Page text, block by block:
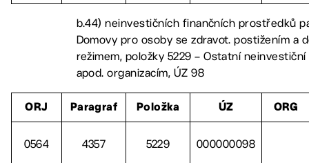
b.44) neinvestičních finančních prostředků
Domovy pro osoby se zdravot. postižením a
režimem, položky 5229 – Ostatní
apod. organizacím, ÚZ 98
ORJ Paragraf Položka ÚZ ORG
0564 4357 5229 000000098